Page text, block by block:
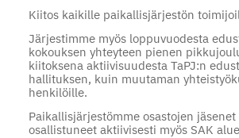
Kiitos kaikille paikallisjärjestön
Järjestimme myös loppuvuodesta
kokouksen yhteyteen pienen
kiitoksena aktiivisuudesta TaPJ:n
hallituksen, kuin muutaman
henkilöille.
Paikallisjärjestömme osastojen jäsenet
osallistuneet aktiivisesti myös SAK